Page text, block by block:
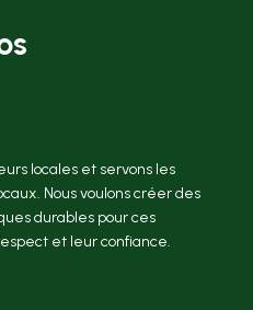
locales et servons les
Nous voulons créer des
durables pour ces
et leur confiance.